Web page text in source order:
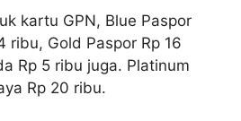
kartu GPN, Blue Paspor
ribu, Gold Paspor Rp 16
Rp 5 ribu juga. Platinum
Rp 20 ribu.